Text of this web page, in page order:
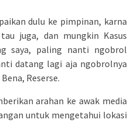
dulu ke pimpinan, karna
juga, dan mungkin Kasus
saya, paling nanti ngobrol
datang lagi aja ngobrolnya
Reserse.
arahan ke awak media
untuk mengetahui lokasi